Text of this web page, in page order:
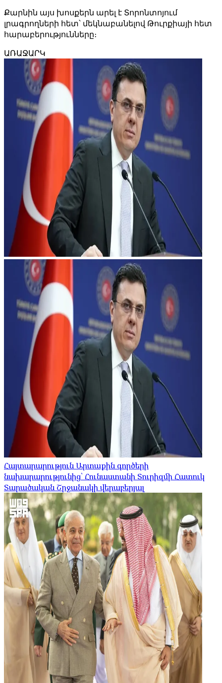
Քարնին այս խոսքերն արել է Տորոնտոյում
լրագրողների հետ՝ մեկնաբանելով Թուրքիայի հետ
հարաբերությունները։
ԱՌԱՋԱՐԿ
Հայտարարություն Արտաքին գործերի
նախարարությունից՝ Հունաստանի Տուրիզմի Հատուկ
Տարածական Շրջանակի վերաբերյալ